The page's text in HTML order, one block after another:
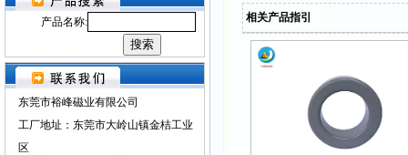
产品名称:
东莞市裕峰磁业有限公司
工厂地址：东莞市大岭山镇金桔工业
区
相关产品指引